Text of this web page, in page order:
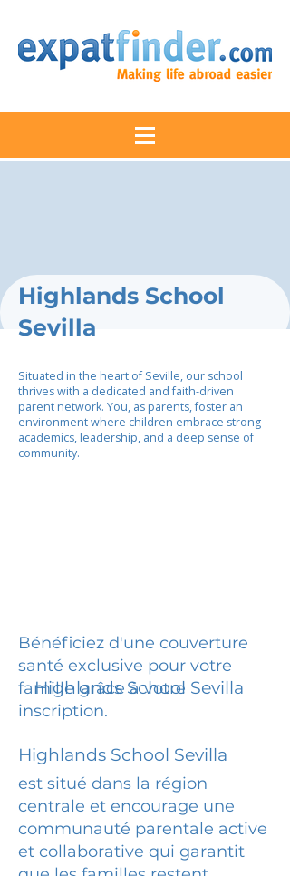
Highlands School
Sevilla
Situated in the heart of Seville, our school
thrives with a dedicated and faith-driven
parent network. You, as parents, foster an
environment where children embrace strong
academics, leadership, and a deep sense of
community.
Bénéficiez d'une couverture
santé exclusive pour votre
famille grâce à votre
inscription.
Highlands School Sevilla
Highlands School Sevilla
est situé dans la région
centrale et encourage une
communauté parentale active
et collaborative qui garantit